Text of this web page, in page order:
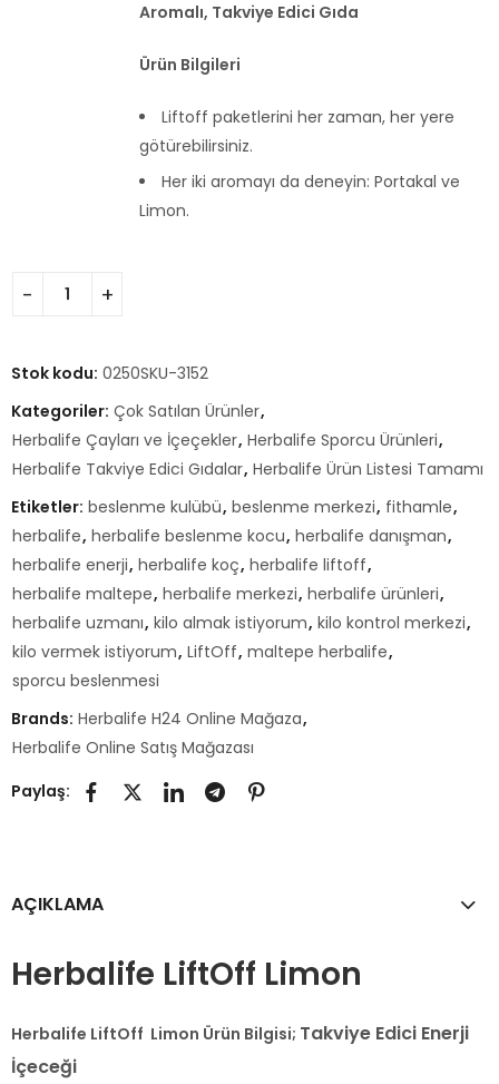
Aromalı, Takviye Edici Gıda
Ürün Bilgileri
Liftoff paketlerini her zaman, her yere
götürebilirsiniz.
Her iki aromayı da deneyin: Portakal ve
Limon.
Stok kodu: 0250SKU-3152
Kategoriler: Çok Satılan Ürünler,
Herbalife Çayları ve İçeçekler, Herbalife Sporcu Ürünleri,
Herbalife Takviye Edici Gıdalar, Herbalife Ürün Listesi Tamamı
Etiketler: beslenme kulübü, beslenme merkezi, fithamle,
herbalife, herbalife beslenme kocu, herbalife danışman,
herbalife enerji, herbalife koç, herbalife liftoff,
herbalife maltepe, herbalife merkezi, herbalife ürünleri,
herbalife uzmanı, kilo almak istiyorum, kilo kontrol merkezi,
kilo vermek istiyorum, LiftOff, maltepe herbalife,
sporcu beslenmesi
Brands: Herbalife H24 Online Mağaza,
Herbalife Online Satış Mağazası
Paylaş:
AÇIKLAMA
Herbalife LiftOff Limon
Herbalife LiftOff Limon Ürün Bilgisi; Takviye Edici Enerji
İçeceği